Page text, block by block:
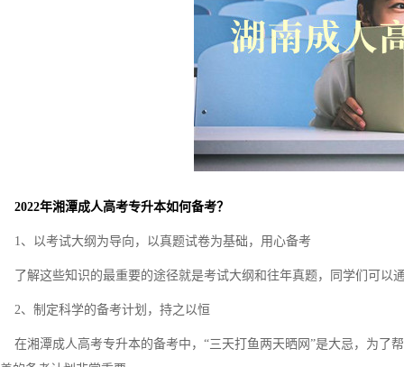
2022年湘潭成人高考专升本如何备考？
1、以考试大纲为导向，以真题试卷为基础，用心备考
了解这些知识的最重要的途径就是考试大纲和往年真题，同学们可以
2、制定科学的备考计划，持之以恒
在湘潭成人高考专升本的备考中，“三天打鱼两天晒网”是大忌，为了